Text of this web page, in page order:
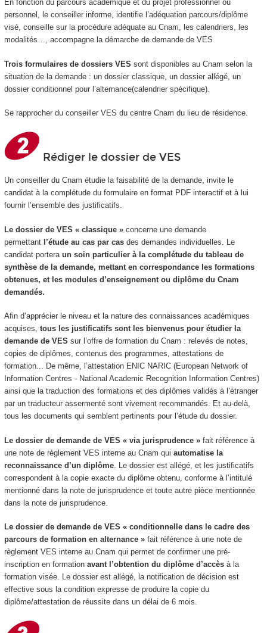
En fonction du parcours académique et du projet professionnel ou
personnel, le conseiller informe, identifie l’adéquation parcours/diplôme
visé, conseille sur la procédure adéquate au Cnam, les calendriers, les
modalités…, accompagne la démarche de demande de VES
Trois formulaires de dossiers VES sont disponibles au Cnam selon la
situation de la demande : un dossier classique, un dossier allégé, un
dossier conditionnel pour l’alternance(calendrier spécifique).
Se rapprocher du conseiller VES du centre Cnam du lieu de résidence.
Rédiger le dossier de VES
Un conseiller du Cnam étudie la faisabilité de la demande, invite le
candidat à la complétude du formulaire en format PDF interactif et à lui
fournir l’ensemble des justificatifs.
Le dossier de VES « classique »concerne une demande
permettant l’étude au cas par casdes demandes individuelles. Le
candidat portera un soin particulier à la complétude du tableau de
synthèse de la demande, mettant en correspondance les formations
obtenues, et les modules d’enseignement ou diplôme du Cnam
demandés.
Afin d’apprécier le niveau et la nature des connaissances académiques
acquises, tous les justificatifs sont les bienvenus pour étudier la
demande de VES sur l’offre de formation du Cnam : relevés de notes,
copies de diplômes, contenus des programmes, attestations de
formation... De même, l’attestation ENIC NARIC (European Network of
Information Centres - National Academic Recognition Information Centres)
ainsi que la traduction des formations et des diplômes validés à l’étranger
par un traducteur assermenté sont vivement recommandés. Et au-delà,
tous les documents qui semblent pertinents pour l’étude du dossier.
Le dossier de demande de VES « via jurisprudence »fait référence à
une note de règlement VES interne au Cnam qui automatise la
reconnaissance d’un diplôme. Le dossier est allégé, et les justificatifs
correspondent à la copie exacte du diplôme obtenu, conforme à l’intitulé
mentionné dans la note de jurisprudence et toute autre pièce mentionnée
dans la note de jurisprudence.
Le dossier de demande de VES « conditionnelle dans le cadre des
parcours de formation en alternance » fait référence à une note de
règlement VES interne au Cnam qui permet de confirmer une pré-
inscription en formation avant l’obtention du diplôme d’accèsà la
formation visée. Le dossier est allégé, la notification de décision est
effective sous la condition expresse de produire la copie du
diplôme/attestation de réussite dans un délai de 6 mois.